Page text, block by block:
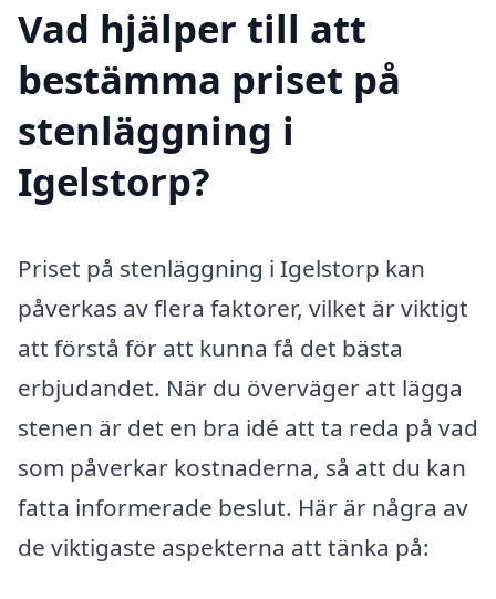
Vad hjälper till att
bestämma priset på
stenläggning i
Igelstorp?
Priset på stenläggning i Igelstorp kan
påverkas av flera faktorer, vilket är viktigt
att förstå för att kunna få det bästa
erbjudandet. När du överväger att lägga
stenen är det en bra idé att ta reda på vad
som påverkar kostnaderna, så att du kan
fatta informerade beslut. Här är några av
de viktigaste aspekterna att tänka på: